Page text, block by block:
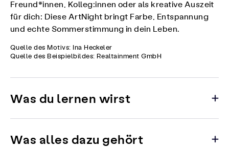
Freund*innen, Kolleg:innen oder als kreative Auszeit
für dich: Diese ArtNight bringt Farbe, Entspannung
und echte Sommerstimmung in dein Leben.
Quelle des Motivs: Ina Heckeler
Quelle des Beispielbildes: Realtainment GmbH
Was du lernen wirst
Was alles dazu gehört